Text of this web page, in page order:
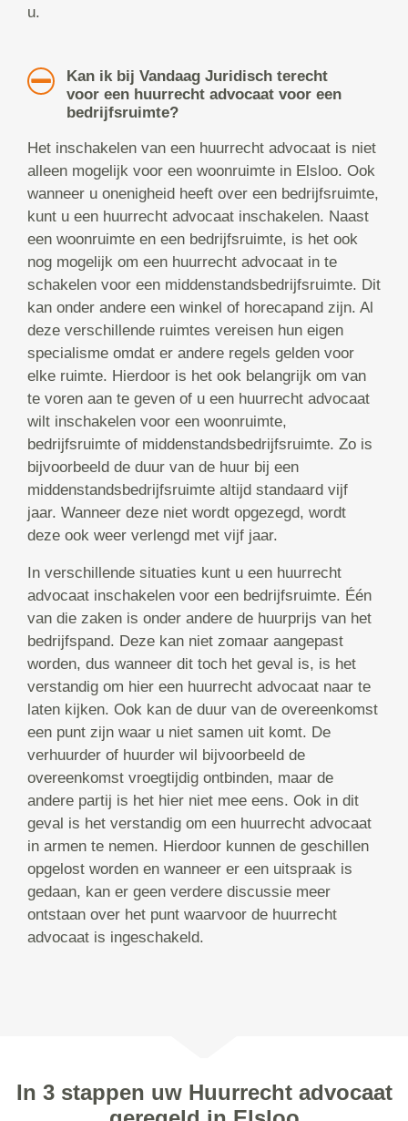
u.
Kan ik bij Vandaag Juridisch terecht
voor een huurrecht advocaat voor een
bedrijfsruimte?
Het inschakelen van een huurrecht advocaat is niet
alleen mogelijk voor een woonruimte in Elsloo. Ook
wanneer u onenigheid heeft over een bedrijfsruimte,
kunt u een huurrecht advocaat inschakelen. Naast
een woonruimte en een bedrijfsruimte, is het ook
nog mogelijk om een huurrecht advocaat in te
schakelen voor een middenstandsbedrijfsruimte. Dit
kan onder andere een winkel of horecapand zijn. Al
deze verschillende ruimtes vereisen hun eigen
specialisme omdat er andere regels gelden voor
elke ruimte. Hierdoor is het ook belangrijk om van
te voren aan te geven of u een huurrecht advocaat
wilt inschakelen voor een woonruimte,
bedrijfsruimte of middenstandsbedrijfsruimte. Zo is
bijvoorbeeld de duur van de huur bij een
middenstandsbedrijfsruimte altijd standaard vijf
jaar. Wanneer deze niet wordt opgezegd, wordt
deze ook weer verlengd met vijf jaar.
In verschillende situaties kunt u een huurrecht
advocaat inschakelen voor een bedrijfsruimte. Één
van die zaken is onder andere de huurprijs van het
bedrijfspand. Deze kan niet zomaar aangepast
worden, dus wanneer dit toch het geval is, is het
verstandig om hier een huurrecht advocaat naar te
laten kijken. Ook kan de duur van de overeenkomst
een punt zijn waar u niet samen uit komt. De
verhuurder of huurder wil bijvoorbeeld de
overeenkomst vroegtijdig ontbinden, maar de
andere partij is het hier niet mee eens. Ook in dit
geval is het verstandig om een huurrecht advocaat
in armen te nemen. Hierdoor kunnen de geschillen
opgelost worden en wanneer er een uitspraak is
gedaan, kan er geen verdere discussie meer
ontstaan over het punt waarvoor de huurrecht
advocaat is ingeschakeld.
In 3 stappen uw Huurrecht advocaat